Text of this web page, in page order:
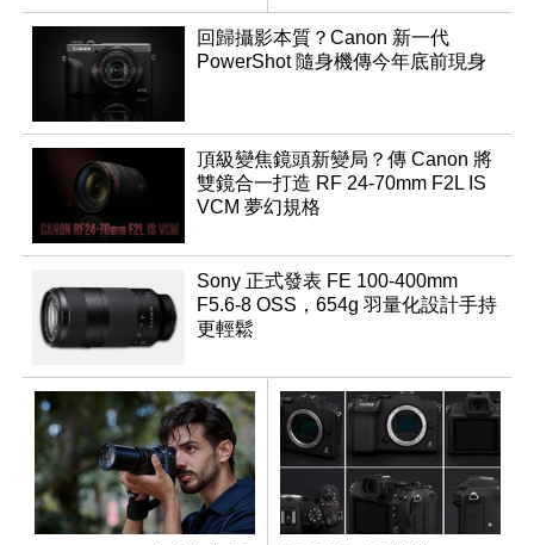
回歸攝影本質？Canon 新一代
PowerShot 隨身機傳今年底前現身
頂級變焦鏡頭新變局？傳 Canon 將
雙鏡合一打造 RF 24-70mm F2L IS
VCM 夢幻規格
Sony 正式發表 FE 100-400mm
F5.6-8 OSS，654g 羽量化設計手持
更輕鬆